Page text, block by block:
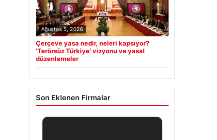
Ağustos 5, 2026
Çerçeve yasa nedir, neleri kapsıyor?
‘Terörsüz Türkiye’ vizyonu ve yasal
düzenlemeler
Son Eklenen Firmalar